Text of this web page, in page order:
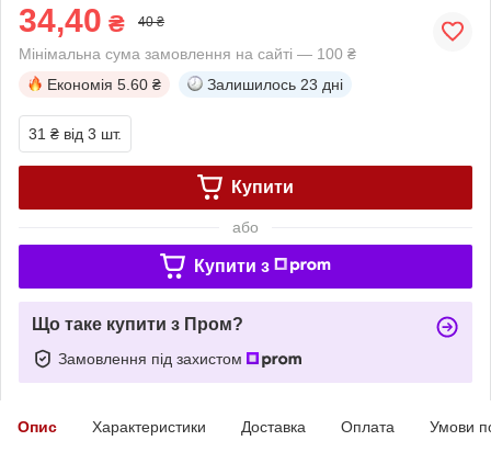
34,40 ₴ 40 ₴
Мінімальна сума замовлення на сайті — 100 ₴
Економія 5.60 ₴ Залишилось 23 дні
31 ₴ від 3 шт.
Купити
або
Купити з
Що таке купити з Пром?
Замовлення під захистом
Опис Характеристики Доставка Оплата Умови